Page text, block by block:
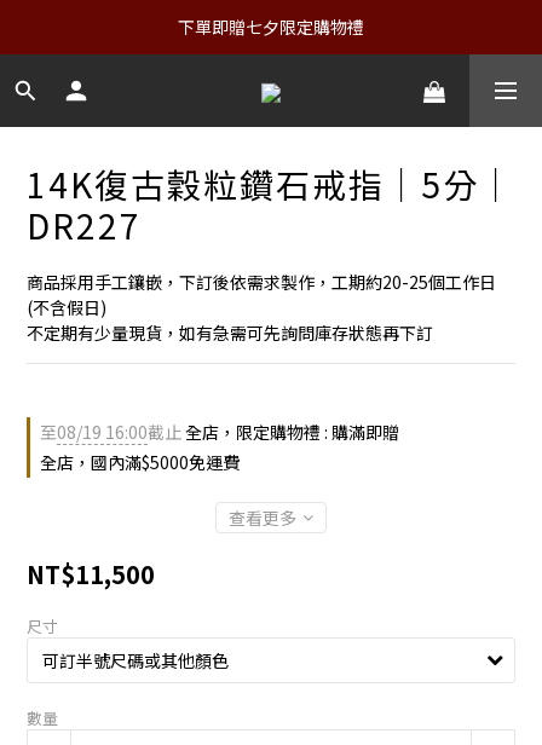
下單即贈七夕限定購物禮
14K復古穀粒鑽石戒指｜5分｜
DR227
商品採用手工鑲嵌，下訂後依需求製作，工期約20-25個工作日
(不含假日)
不定期有少量現貨，如有急需可先詢問庫存狀態再下訂
至08/19 16:00截止全店，限定購物禮 : 購滿即贈
全店，國內滿$5000免運費
查看更多
NT$11,500
尺寸
數量